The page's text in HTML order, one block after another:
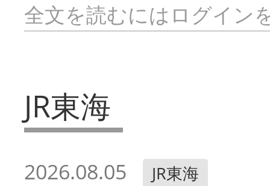
全文を読むにはログイン
JR東海
2026.08.05 JR東海